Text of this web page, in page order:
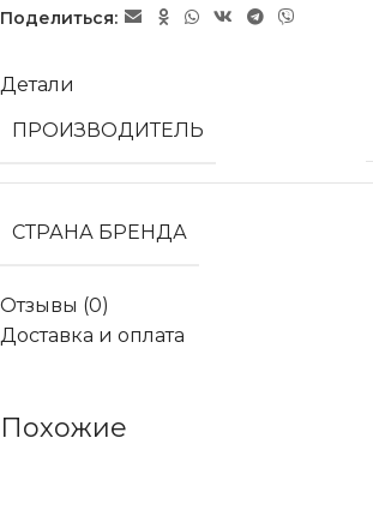
Поделиться:
Детали
ПРОИЗВОДИТЕЛЬ
СТРАНА БРЕНДА
Отзывы (0)
Доставка и оплата
Похожие